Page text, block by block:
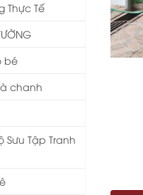
Thực Tế
bé
chanh
Sưu Tập Tranh